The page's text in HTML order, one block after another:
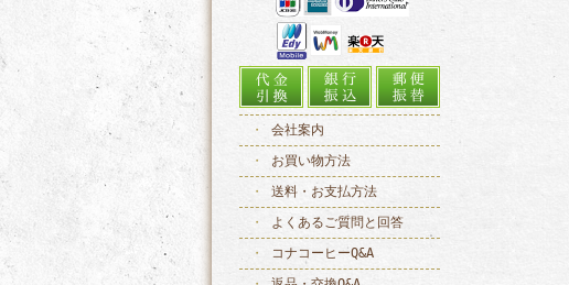
会社案内
お買い物方法
送料・お支払方法
よくあるご質問と回答
コナコーヒーQ&A